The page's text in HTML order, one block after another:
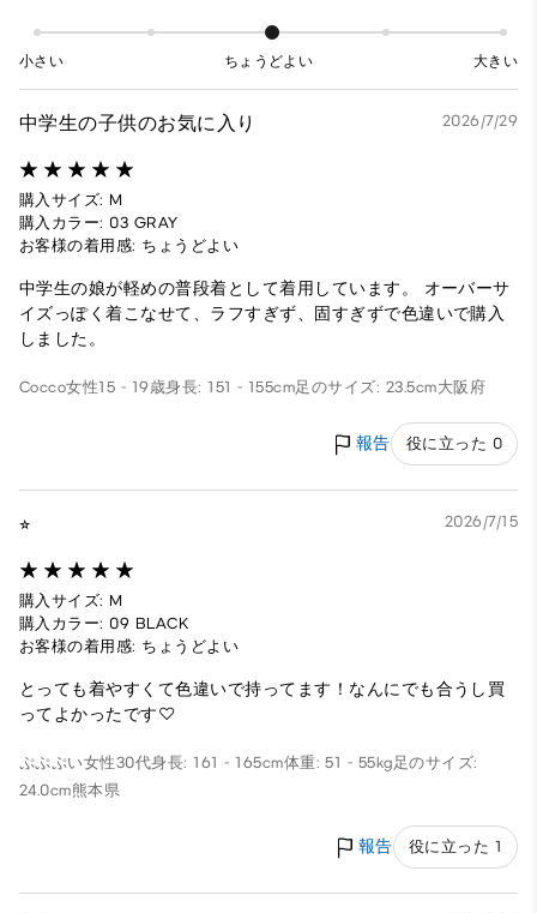
小さい ちょうどよい 大きい
中学生の子供のお気に入り 2026/7/29
購入サイズ: M
購入カラー: 03 GRAY
お客様の着用感: ちょうどよい
中学生の娘が軽めの普段着として着用しています。 オーバーサ
イズっぽく着こなせて、ラフすぎず、固すぎずで色違いで購入
しました。
Cocco女性15 - 19歳身長: 151 - 155cm足のサイズ: 23.5cm大阪府
報告 役に立った 0
⭐︎ 2026/7/15
購入サイズ: M
購入カラー: 09 BLACK
お客様の着用感: ちょうどよい
とっても着やすくて色違いで持ってます！なんにでも合うし買
ってよかったです♡
ぷぷぷい女性30代身長: 161 - 165cm体重: 51 - 55kg 足のサイズ:
24.0cm熊本県
報告 役に立った 1